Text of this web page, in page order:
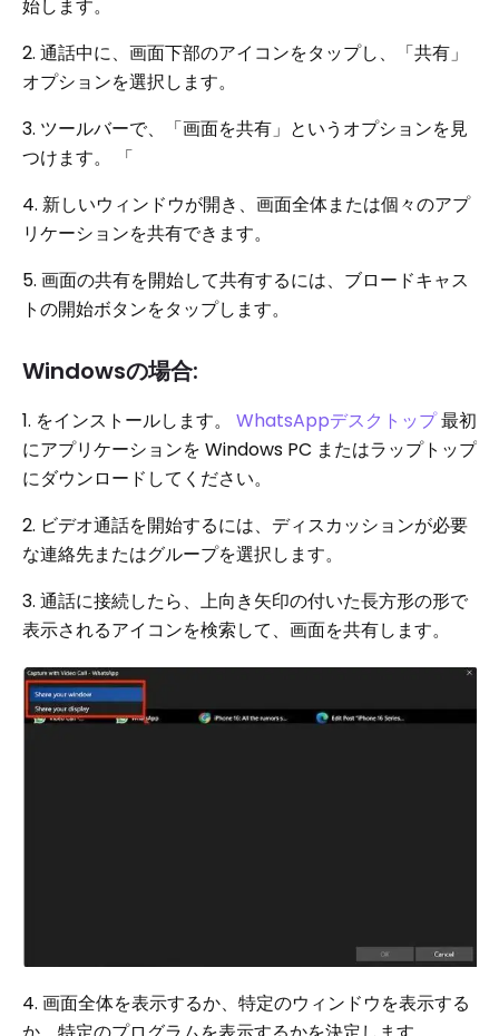
始します。
2. 通話中に、画面下部のアイコンをタップし、「共有」
オプションを選択します。
3. ツールバーで、「画面を共有」というオプションを見
つけます。 「
4. 新しいウィンドウが開き、画面全体または個々のアプ
リケーションを共有できます。
5. 画面の共有を開始して共有するには、ブロードキャス
トの開始ボタンをタップします。
Windowsの場合:
1. をインストールします。 WhatsAppデスクトップ最初
にアプリケーションを Windows PC またはラップトップ
にダウンロードしてください。
2. ビデオ通話を開始するには、ディスカッションが必要
な連絡先またはグループを選択します。
3. 通話に接続したら、上向き矢印の付いた長方形の形で
表示されるアイコンを検索して、画面を共有します。
4. 画面全体を表示するか、特定のウィンドウを表示する